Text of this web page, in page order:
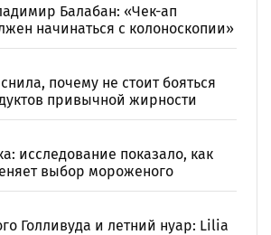
Балабан: «Чек-ап
начинаться с колоноскопии»
почему не стоит бояться
привычной жирности
исследование показало, как
выбор мороженого
Голливуда и летний нуар: Lilia